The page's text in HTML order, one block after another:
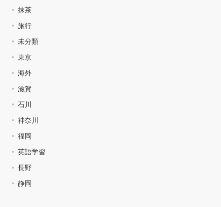
抹茶
旅行
未分類
東京
海外
滋賀
石川
神奈川
福岡
英語学習
長野
静岡